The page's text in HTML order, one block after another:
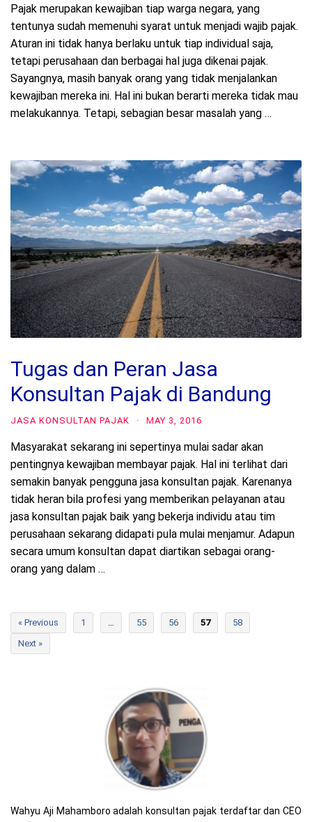
Pajak merupakan kewajiban tiap warga negara, yang
tentunya sudah memenuhi syarat untuk menjadi wajib pajak.
Aturan ini tidak hanya berlaku untuk tiap individual saja,
tetapi perusahaan dan berbagai hal juga dikenai pajak.
Sayangnya, masih banyak orang yang tidak menjalankan
kewajiban mereka ini. Hal ini bukan berarti mereka tidak mau
melakukannya. Tetapi, sebagian besar masalah yang …
Tugas dan Peran Jasa
Konsultan Pajak di Bandung
JASA KONSULTAN PAJAK · MAY 3, 2016
Masyarakat sekarang ini sepertinya mulai sadar akan
pentingnya kewajiban membayar pajak. Hal ini terlihat dari
semakin banyak pengguna jasa konsultan pajak. Karenanya
tidak heran bila profesi yang memberikan pelayanan atau
jasa konsultan pajak baik yang bekerja individu atau tim
perusahaan sekarang didapati pula mulai menjamur. Adapun
secara umum konsultan dapat diartikan sebagai orang-
orang yang dalam …
« Previous 1 55 56 57
58
Next »
Wahyu Aji Mahamboro adalah konsultan pajak terdaftar dan CEO